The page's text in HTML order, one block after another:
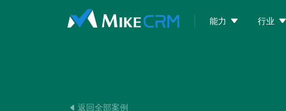
能力  行业 
 返回全部案例